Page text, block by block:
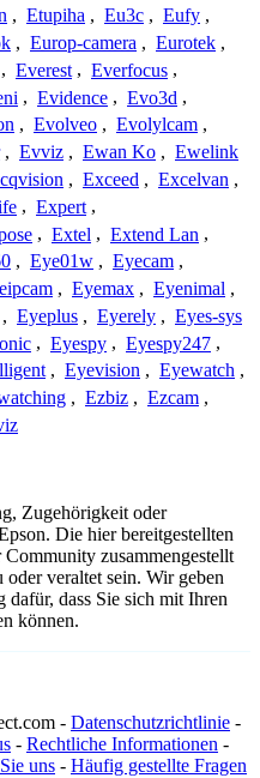
, Etupiha , Eu3c , Eufy ,
, Europ-camera , Eurotek ,
, Everest , Everfocus ,
, Evidence , Evo3d ,
, Evolveo , Evolylcam ,
, Evviz , Ewan Ko , Ewelink
, Exceed , Excelvan ,
, Expert ,
, Extel , Extend Lan ,
, Eye01w , Eyecam ,
, Eyemax , Eyenimal ,
, Eyeplus , Eyerely , Eyes-sys
, Eyespy , Eyespy247 ,
, Eyevision , Eyewatch ,
, Ezbiz , Ezcam ,
Zugehörigkeit oder
Die hier bereitgestellten
zusammengestellt
veraltet sein. Wir geben
dass Sie sich mit Ihren
können.
- Datenschutzrichtlinie -
- Rechtliche Informationen -
uns - Häufig gestellte Fragen